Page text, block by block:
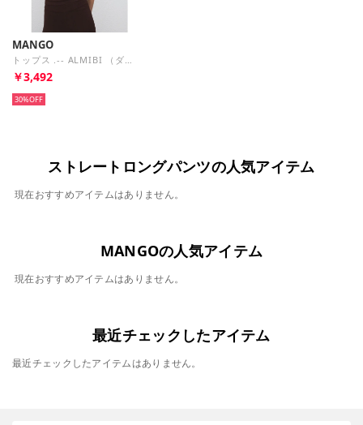
MANGO
トップス .-- ALMIBI （ダークブラウン）
￥3,492
30%
ストレートロングパンツの人気アイテム
現在おすすめアイテムはありません。
MANGOの人気アイテム
現在おすすめアイテムはありません。
最近チェックしたアイテム
最近チェックしたアイテムはありません。